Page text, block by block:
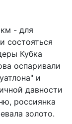
- для
состояться
Кубка
оспаривали
и
давности
россиянка
золото.